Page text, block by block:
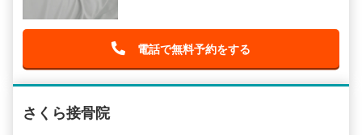
電話で無料予約をする
さくら接骨院